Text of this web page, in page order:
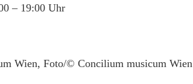
– 19:00 Uhr
Wien, Foto/© Concilium musicum Wien